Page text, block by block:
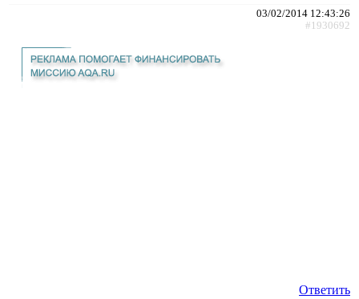
03/02/2014 12:43:26
#1930692
Ответить